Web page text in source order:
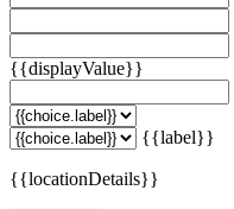
{{displayValue}}
{{label}}
{{locationDetails}}